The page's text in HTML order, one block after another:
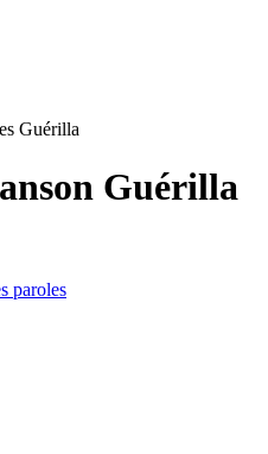
Guérilla
Guérilla
paroles